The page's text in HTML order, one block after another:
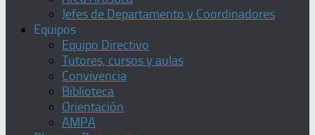
Jefes de Departamento y Coordinadores
Equipos
Equipo Directivo
Tutores, cursos y aulas
Convivencia
Biblioteca
Orientación
AMPA